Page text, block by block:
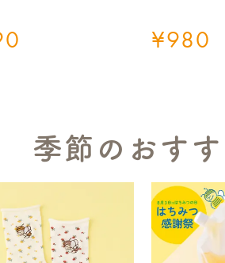
¥980
季節のおす